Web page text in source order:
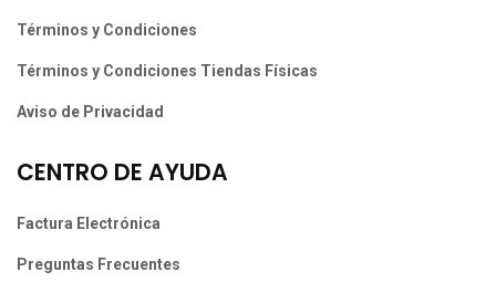
Términos y Condiciones
Términos y Condiciones Tiendas Físicas
Aviso de Privacidad
CENTRO DE AYUDA
Factura Electrónica
Preguntas Frecuentes